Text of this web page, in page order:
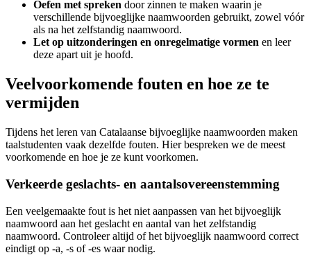
Oefen met spreken door zinnen te maken waarin je
verschillende bijvoeglijke naamwoorden gebruikt, zowel vóór
als na het zelfstandig naamwoord.
Let op uitzonderingen en onregelmatige vormen en leer
deze apart uit je hoofd.
Veelvoorkomende fouten en hoe ze te
vermijden
Tijdens het leren van Catalaanse bijvoeglijke naamwoorden maken
taalstudenten vaak dezelfde fouten. Hier bespreken we de meest
voorkomende en hoe je ze kunt voorkomen.
Verkeerde geslachts- en aantalsovereenstemming
Een veelgemaakte fout is het niet aanpassen van het bijvoeglijk
naamwoord aan het geslacht en aantal van het zelfstandig
naamwoord. Controleer altijd of het bijvoeglijk naamwoord correct
eindigt op -a, -s of -es waar nodig.